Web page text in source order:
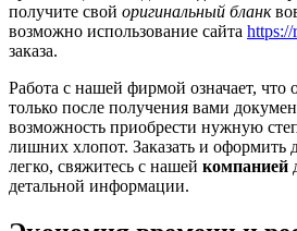
получите свой оригинальный бланк
возможно использование сайта
заказа.
Работа с нашей фирмой означает, что
только после получения вами
возможность приобрести нужную
лишних хлопот. Заказать и оформить
легко, свяжитесь с нашей компанией
детальной информации.